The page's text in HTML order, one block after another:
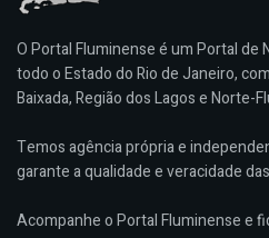
O Portal Fluminense é um Portal de
todo o Estado do Rio de Janeiro,
Baixada, Região dos Lagos e Norte-
Temos agência própria e
garante a qualidade e veracidade
Acompanhe o Portal Fluminense e